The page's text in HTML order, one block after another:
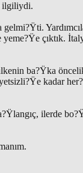
ilgiliydi.
çıktık.
ba?Ÿka
kadar
ilerde